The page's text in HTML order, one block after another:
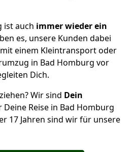
ist auch immer wieder ein
es, unsere Kunden dabei
einem Kleintransport oder
in Bad Homburg vor
Dich.
Wir sind Dein
Deine Reise in Bad Homburg
17 Jahren sind wir für unsere